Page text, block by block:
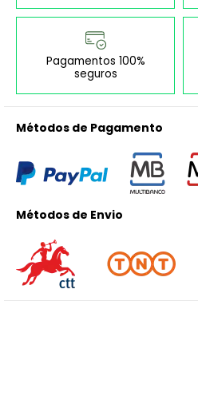
Pagamentos 100%
seguros
Métodos de Pagamento
Métodos de Envio